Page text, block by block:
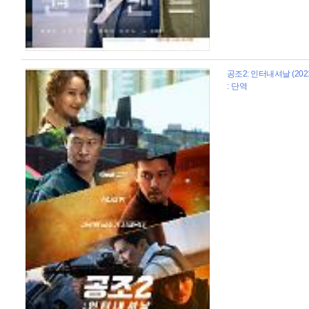
공조2: 인터내셔날
: 단역